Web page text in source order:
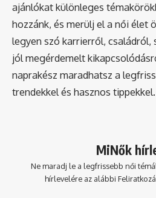
ajánlókat különleges
hozzánk, és merülj el a női élet
legyen szó karrierről, családról,
jól megérdemelt
naprakész maradhatsz a
trendekkel és hasznos tippekkel.
MiNők
Ne maradj le a legfrissebb női
hírlevelére az alábbi